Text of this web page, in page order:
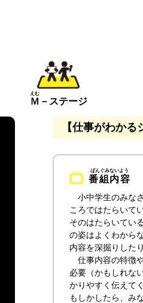
Ｍ
えむ
－ステージ
【仕事がわか
番組内容
小中学生のみな
ころではたらいて
そのはたらいてい
の姿はよくわから
内容を深掘りした
仕事内容の特徴
必要（かもしれな
かりやすく伝えて
もしかしたら、み